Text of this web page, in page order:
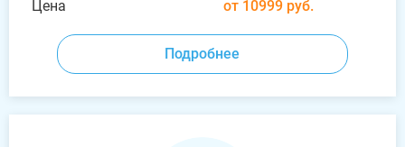
Цена
от 10999 руб.
Подробнее